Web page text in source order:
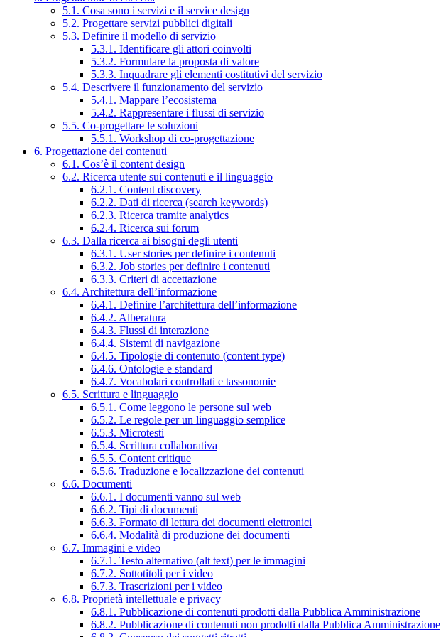
5.1. Cosa sono i servizi e il service design
5.2. Progettare servizi pubblici digitali
5.3. Definire il modello di servizio
5.3.1. Identificare gli attori coinvolti
5.3.2. Formulare la proposta di valore
5.3.3. Inquadrare gli elementi costitutivi del servizio
5.4. Descrivere il funzionamento del servizio
5.4.1. Mappare l’ecosistema
5.4.2. Rappresentare i flussi di servizio
5.5. Co-progettare le soluzioni
5.5.1. Workshop di co-progettazione
6. Progettazione dei contenuti
6.1. Cos’è il content design
6.2. Ricerca utente sui contenuti e il linguaggio
6.2.1. Content discovery
6.2.2. Dati di ricerca (search keywords)
6.2.3. Ricerca tramite analytics
6.2.4. Ricerca sui forum
6.3. Dalla ricerca ai bisogni degli utenti
6.3.1. User stories per definire i contenuti
6.3.2. Job stories per definire i contenuti
6.3.3. Criteri di accettazione
6.4. Architettura dell’informazione
6.4.1. Definire l’architettura dell’informazione
6.4.2. Alberatura
6.4.3. Flussi di interazione
6.4.4. Sistemi di navigazione
6.4.5. Tipologie di contenuto (content type)
6.4.6. Ontologie e standard
6.4.7. Vocabolari controllati e tassonomie
6.5. Scrittura e linguaggio
6.5.1. Come leggono le persone sul web
6.5.2. Le regole per un linguaggio semplice
6.5.3. Microtesti
6.5.4. Scrittura collaborativa
6.5.5. Content critique
6.5.6. Traduzione e localizzazione dei contenuti
6.6. Documenti
6.6.1. I documenti vanno sul web
6.6.2. Tipi di documenti
6.6.3. Formato di lettura dei documenti elettronici
6.6.4. Modalità di produzione dei documenti
6.7. Immagini e video
6.7.1. Testo alternativo (alt text) per le immagini
6.7.2. Sottotitoli per i video
6.7.3. Trascrizioni per i video
6.8. Proprietà intellettuale e privacy
6.8.1. Pubblicazione di contenuti prodotti dalla Pubblica Amministrazione
6.8.2. Pubblicazione di contenuti non prodotti dalla Pubblica Amministrazione